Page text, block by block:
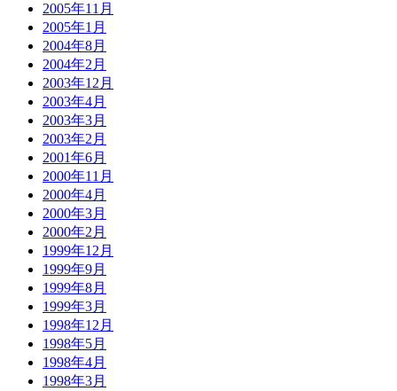
2005年11月
2005年1月
2004年8月
2004年2月
2003年12月
2003年4月
2003年3月
2003年2月
2001年6月
2000年11月
2000年4月
2000年3月
2000年2月
1999年12月
1999年9月
1999年8月
1999年3月
1998年12月
1998年5月
1998年4月
1998年3月